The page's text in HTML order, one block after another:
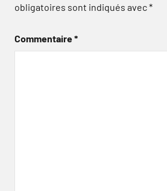
obligatoires sont indiqués avec*
Commentaire*